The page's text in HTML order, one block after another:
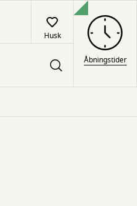
Husk
Åbningstider